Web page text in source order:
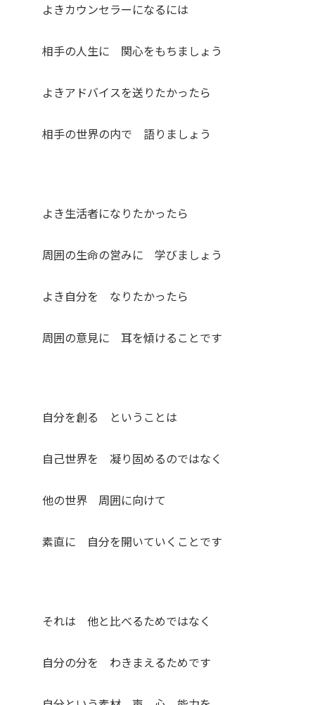
よきカウンセラーになるには
相手の人生に 関心をもちましょう
よきアドバイスを送りたかったら
相手の世界の内で 語りましょう
よき生活者になりたかったら
周囲の生命の営みに 学びましょう
よき自分を なりたかったら
周囲の意見に 耳を傾けることです
自分を創る ということは
自己世界を 凝り固めるのではなく
他の世界 周囲に向けて
素直に 自分を開いていくことです
それは 他と比べるためではなく
自分の分を わきまえるためです